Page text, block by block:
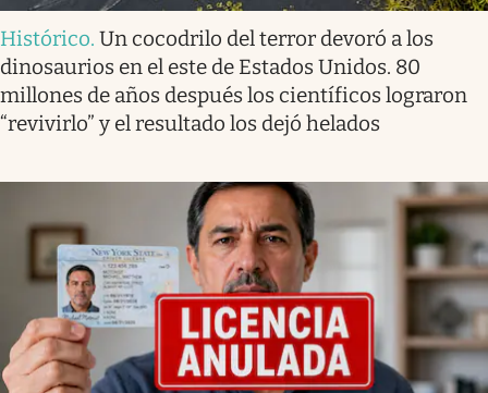
Histórico. Un cocodrilo del terror devoró a los
dinosaurios en el este de Estados Unidos. 80
millones de años después los científicos lograron
“revivirlo” y el resultado los dejó helados